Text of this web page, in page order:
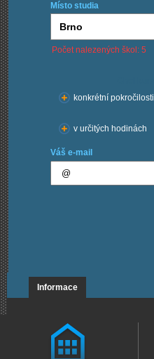
Místo studia
Počet nalezených škol: 5
konkrétní pokročilosti
v určitých hodinách
Váš e-mail
Informace